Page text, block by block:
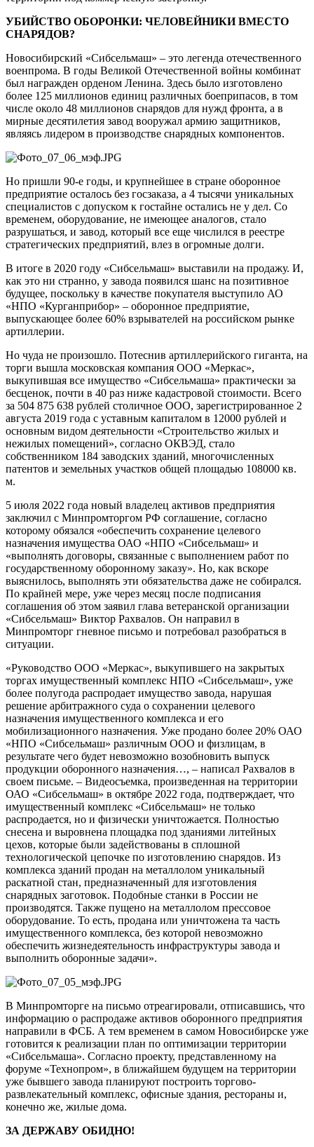
УБИЙСТВО ОБОРОНКИ: ЧЕЛОВЕЙНИКИ ВМЕСТО
СНАРЯДОВ?
Новосибирский «Сибсельмаш» – это легенда отечественного
военпрома. В годы Великой Отечественной войны комбинат
был награжден орденом Ленина. Здесь было изготовлено
более 125 миллионов единиц различных боеприпасов, в том
числе около 48 миллионов снарядов для нужд фронта, а в
мирные десятилетия завод вооружал армию защитников,
являясь лидером в производстве снарядных компонентов.
Но пришли 90-е годы, и крупнейшее в стране оборонное
предприятие осталось без госзаказа, а 4 тысячи уникальных
специалистов с допуском к гостайне остались не у дел. Со
временем, оборудование, не имеющее аналогов, стало
разрушаться, и завод, который все еще числился в реестре
стратегических предприятий, влез в огромные долги.
В итоге в 2020 году «Сибсельмаш» выставили на продажу. И,
как это ни странно, у завода появился шанс на позитивное
будущее, поскольку в качестве покупателя выступило АО
«НПО «Курганприбор» – оборонное предприятие,
выпускающее более 60% взрывателей на российском рынке
артиллерии.
Но чуда не произошло. Потеснив артиллерийского гиганта, на
торги вышла московская компания ООО «Меркас»,
выкупившая все имущество «Сибсельмаша» практически за
бесценок, почти в 40 раз ниже кадастровой стоимости. Всего
за 504 875 638 рублей столичное ООО, зарегистрированное 2
августа 2019 года с уставным капиталом в 12000 рублей и
основным видом деятельности «Строительство жилых и
нежилых помещений», согласно ОКВЭД, стало
собственником 184 заводских зданий, многочисленных
патентов и земельных участков общей площадью 108000 кв.
м.
5 июля 2022 года новый владелец активов предприятия
заключил с Минпромторгом РФ соглашение, согласно
которому обязался «обеспечить сохранение целевого
назначения имущества ОАО «НПО «Сибсельмаш» и
«выполнять договоры, связанные с выполнением работ по
государственному оборонному заказу». Но, как вскоре
выяснилось, выполнять эти обязательства даже не собирался.
По крайней мере, уже через месяц после подписания
соглашения об этом заявил глава ветеранской организации
«Сибсельмаш» Виктор Рахвалов. Он направил в
Минпромторг гневное письмо и потребовал разобраться в
ситуации.
«Руководство ООО «Меркас», выкупившего на закрытых
торгах имущественный комплекс НПО «Сибсельмаш», уже
более полугода распродает имущество завода, нарушая
решение арбитражного суда о сохранении целевого
назначения имущественного комплекса и его
мобилизационного назначения. Уже продано более 20% ОАО
«НПО «Сибсельмаш» различным ООО и физлицам, в
результате чего будет невозможно возобновить выпуск
продукции оборонного назначения…, – написал Рахвалов в
своем письме. – Видеосъемка, произведенная на территории
ОАО «Сибсельмаш» в октябре 2022 года, подтверждает, что
имущественный комплекс «Сибсельмаш» не только
распродается, но и физически уничтожается. Полностью
снесена и выровнена площадка под зданиями литейных
цехов, которые были задействованы в сплошной
технологической цепочке по изготовлению снарядов. Из
комплекса зданий продан на металлолом уникальный
раскатной стан, предназначенный для изготовления
снарядных заготовок. Подобные станки в России не
производятся. Также пущено на металлолом прессовое
оборудование. То есть, продана или уничтожена та часть
имущественного комплекса, без которой невозможно
обеспечить жизнедеятельность инфраструктуры завода и
выполнить оборонные задачи».
В Минпромторге на письмо отреагировали, отписавшись, что
информацию о распродаже активов оборонного предприятия
направили в ФСБ. А тем временем в самом Новосибирске уже
готовится к реализации план по оптимизации территории
«Сибсельмаша». Согласно проекту, представленному на
форуме «Технопром», в ближайшем будущем на территории
уже бывшего завода планируют построить торгово-
развлекательный комплекс, офисные здания, рестораны и,
конечно же, жилые дома.
ЗА ДЕРЖАВУ ОБИДНО!